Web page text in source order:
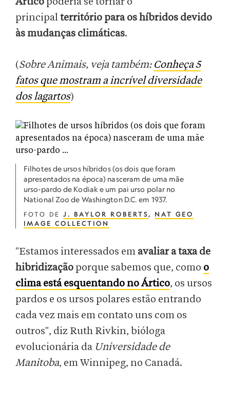
principalterritório para os híbridos devido
às mudanças climáticas.
(Sobre Animais, veja também: Conheça 5
fatos que mostram a incrível diversidade
dos lagartos)
Filhotes de ursos híbridos (os dois que foram
apresentados na época) nasceram de uma mãe
urso-pardo de Kodiak e um pai urso polar no
National Zoo de Washington D.C. em 1937.
FOTO DE J. BAYLOR ROBERTS, NAT GEO
IMAGE COLLECTION
"Estamos interessados em avaliar a taxa de
hibridização porque sabemos que, como o
clima está esquentando no Ártico, os ursos
pardos e os ursos polares estão entrando
cada vez mais em contato uns com os
outros", diz Ruth Rivkin, bióloga
evolucionária da Universidade de
Manitoba, em Winnipeg, no Canadá.